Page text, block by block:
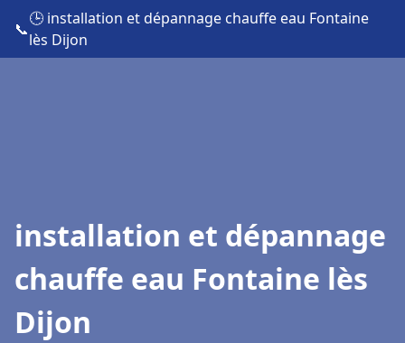
📞
🕒 installation et dépannage chauffe eau Fontaine
lès Dijon
installation et dépannage
chauffe eau Fontaine lès
Dijon